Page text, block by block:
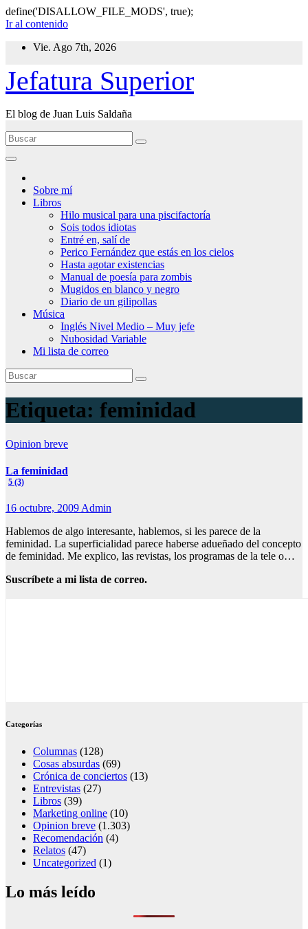
define('DISALLOW_FILE_MODS', true);
Ir al contenido
Vie. Ago 7th, 2026
Jefatura Superior
El blog de Juan Luis Saldaña
Sobre mí
Libros
Hilo musical para una piscifactoría
Sois todos idiotas
Entré en, salí de
Perico Fernández que estás en los cielos
Hasta agotar existencias
Manual de poesía para zombis
Mugidos en blanco y negro
Diario de un gilipollas
Música
Inglés Nivel Medio – Muy jefe
Nubosidad Variable
Mi lista de correo
Etiqueta: feminidad
Opinion breve
La feminidad
5 (3)
16 octubre, 2009Admin
Hablemos de algo interesante, hablemos, si les parece de la
feminidad. La superficialidad parece haberse adueñado del concepto
de feminidad. Me explico, las revistas, los programas de la tele o…
Suscríbete a mi lista de correo.
Categorías
Columnas (128)
Cosas absurdas (69)
Crónica de conciertos (13)
Entrevistas (27)
Libros (39)
Marketing online (10)
Opinion breve (1.303)
Recomendación (4)
Relatos (47)
Uncategorized (1)
Lo más leído